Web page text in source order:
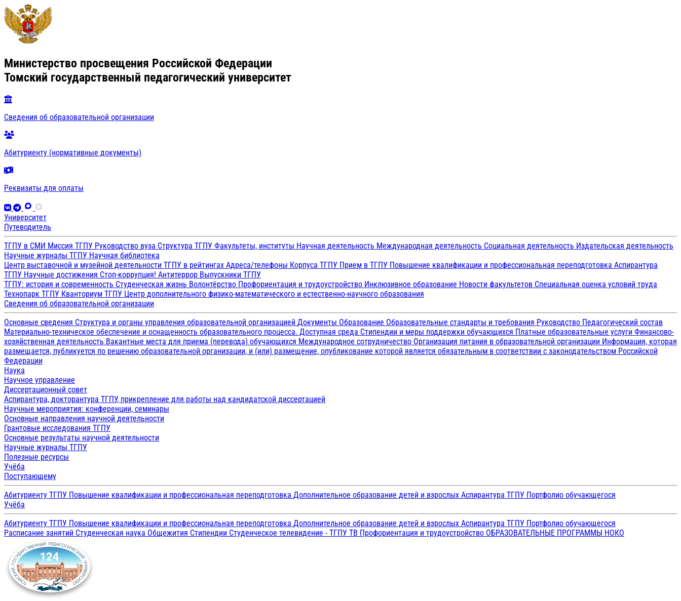
Министерство просвещения Российской Федерации
Томский государственный педагогический университет
Сведения об образовательной организации
Абитуриенту (нормативные документы)
Реквизиты для оплаты
Университет
Путеводитель
ТГПУ в СМИ Миссия ТГПУ Руководство вуза Структура ТГПУ Факультеты, институты Научная деятельность Международная деятельность Социальная деятельность Издательская деятельность
Научные журналы ТГПУ Научная библиотека
Центр выставочной и музейной деятельности ТГПУ в рейтингах Адреса/телефоны Корпуса ТГПУ Прием в ТГПУ Повышение квалификации и профессиональная переподготовка Аспирантура
ТГПУ Научные достижения Стоп-коррупция! Антитеррор Выпускники ТГПУ
ТГПУ: история и современность Студенческая жизнь Волонтёрство Профориентация и трудоустройство Инклюзивное образование Новости факультетов Специальная оценка условий труда
Технопарк ТГПУ Кванториум ТГПУ Центр дополнительного физико-математического и естественно-научного образования
Сведения об образовательной организации
Основные сведения Структура и органы управления образовательной организацией Документы Образование Образовательные стандарты и требования Руководство Педагогический состав
Материально-техническое обеспечение и оснащенность образовательного процесса. Доступная среда Стипендии и меры поддержки обучающихся Платные образовательные услуги Финансово-
хозяйственная деятельность Вакантные места для приема (перевода) обучающихся Международное сотрудничество Организация питания в образовательной организации Информация, которая
размещается, публикуется по решению образовательной организации, и (или) размещение, опубликование которой является обязательным в соответствии с законодательством Российской
Федерации
Наука
Научное управление
Диссертационный совет
Аспирантура, докторантура ТГПУ, прикрепление для работы над кандидатской диссертацией
Научные мероприятия: конференции, семинары
Основные направления научной деятельности
Грантовые исследования ТГПУ
Основные результаты научной деятельности
Научные журналы ТГПУ
Полезные ресурсы
Учёба
Поступающему
Абитуриенту ТГПУ Повышение квалификации и профессиональная переподготовка Дополнительное образование детей и взрослых Аспирантура ТГПУ Портфолио обучающегося
Учёба
Абитуриенту ТГПУ Повышение квалификации и профессиональная переподготовка Дополнительное образование детей и взрослых Аспирантура ТГПУ Портфолио обучающегося
Расписание занятий Студенческая наука Общежития Стипендии Студенческое телевидение - ТГПУ ТВ Профориентация и трудоустройство ОБРАЗОВАТЕЛЬНЫЕ ПРОГРАММЫ НОКО